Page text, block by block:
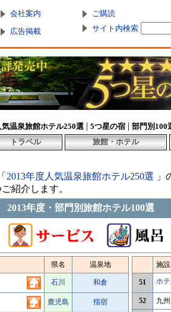
会社案内 ご購読
広告掲載
サイト内検索
気温泉旅館ホテル250選 | 5つ星の宿 | 部門別100
トラベル 旅館・ホテル
2013年度人気温泉旅館ホテル250選 」
紹介します。
2013年度・部門別旅館ホテル100
県名
温泉地
石川 和倉
鹿児島 指宿
施設
51 ホ
52 九